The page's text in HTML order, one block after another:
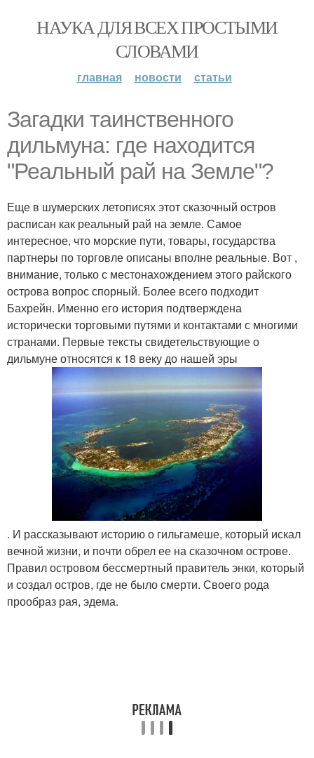
НАУКА ДЛЯ ВСЕХ ПРОСТЫМИ
СЛОВАМИ
главная новости статьи
Загадки таинственного
дильмуна: где находится
"Реальный рай на Земле"?
Еще в шумерских летописях этот сказочный остров
расписан как реальный рай на земле. Самое
интересное, что морские пути, товары, государства
партнеры по торговле описаны вполне реальные. Вот ,
внимание, только с местонахождением этого райского
острова вопрос спорный. Более всего подходит
Бахрейн. Именно его история подтверждена
исторически торговыми путями и контактами с многими
странами. Первые тексты свидетельствующие о
дильмуне относятся к 18 веку до нашей эры
. И рассказывают историю о гильгамеше, который искал
вечной жизни, и почти обрел ее на сказочном острове.
Правил островом бессмертный правитель энки, который
и создал остров, где не было смерти. Своего рода
прообраз рая, эдема.